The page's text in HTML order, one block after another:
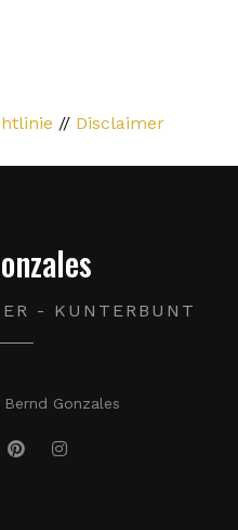
// Disclaimer
- KUNTERBUNT
Gonzales